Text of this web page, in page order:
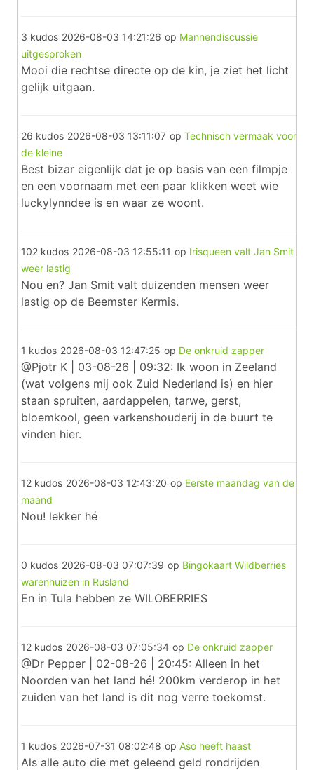
3 kudos 2026-08-03 14:21:26 op Mannendiscussie
uitgesproken
Mooi die rechtse directe op de kin, je ziet het licht
gelijk uitgaan.
26 kudos 2026-08-03 13:11:07 op Technisch vermaak voor
de kleine
Best bizar eigenlijk dat je op basis van een filmpje
en een voornaam met een paar klikken weet wie
luckylynndee is en waar ze woont.
102 kudos 2026-08-03 12:55:11 op Irisqueen valt Jan Smit
weer lastig
Nou en? Jan Smit valt duizenden mensen weer
lastig op de Beemster Kermis.
1 kudos 2026-08-03 12:47:25 op De onkruid zapper
@Pjotr K | 03-08-26 | 09:32: Ik woon in Zeeland
(wat volgens mij ook Zuid Nederland is) en hier
staan spruiten, aardappelen, tarwe, gerst,
bloemkool, geen varkenshouderij in de buurt te
vinden hier.
12 kudos 2026-08-03 12:43:20 op Eerste maandag van de
maand
Nou! lekker hé
0 kudos 2026-08-03 07:07:39 op Bingokaart Wildberries
warenhuizen in Rusland
En in Tula hebben ze WILOBERRIES
12 kudos 2026-08-03 07:05:34 op De onkruid zapper
@Dr Pepper | 02-08-26 | 20:45: Alleen in het
Noorden van het land hé! 200km verderop in het
zuiden van het land is dit nog verre toekomst.
1 kudos 2026-07-31 08:02:48 op Aso heeft haast
Als alle auto die met geleend geld rondrijden